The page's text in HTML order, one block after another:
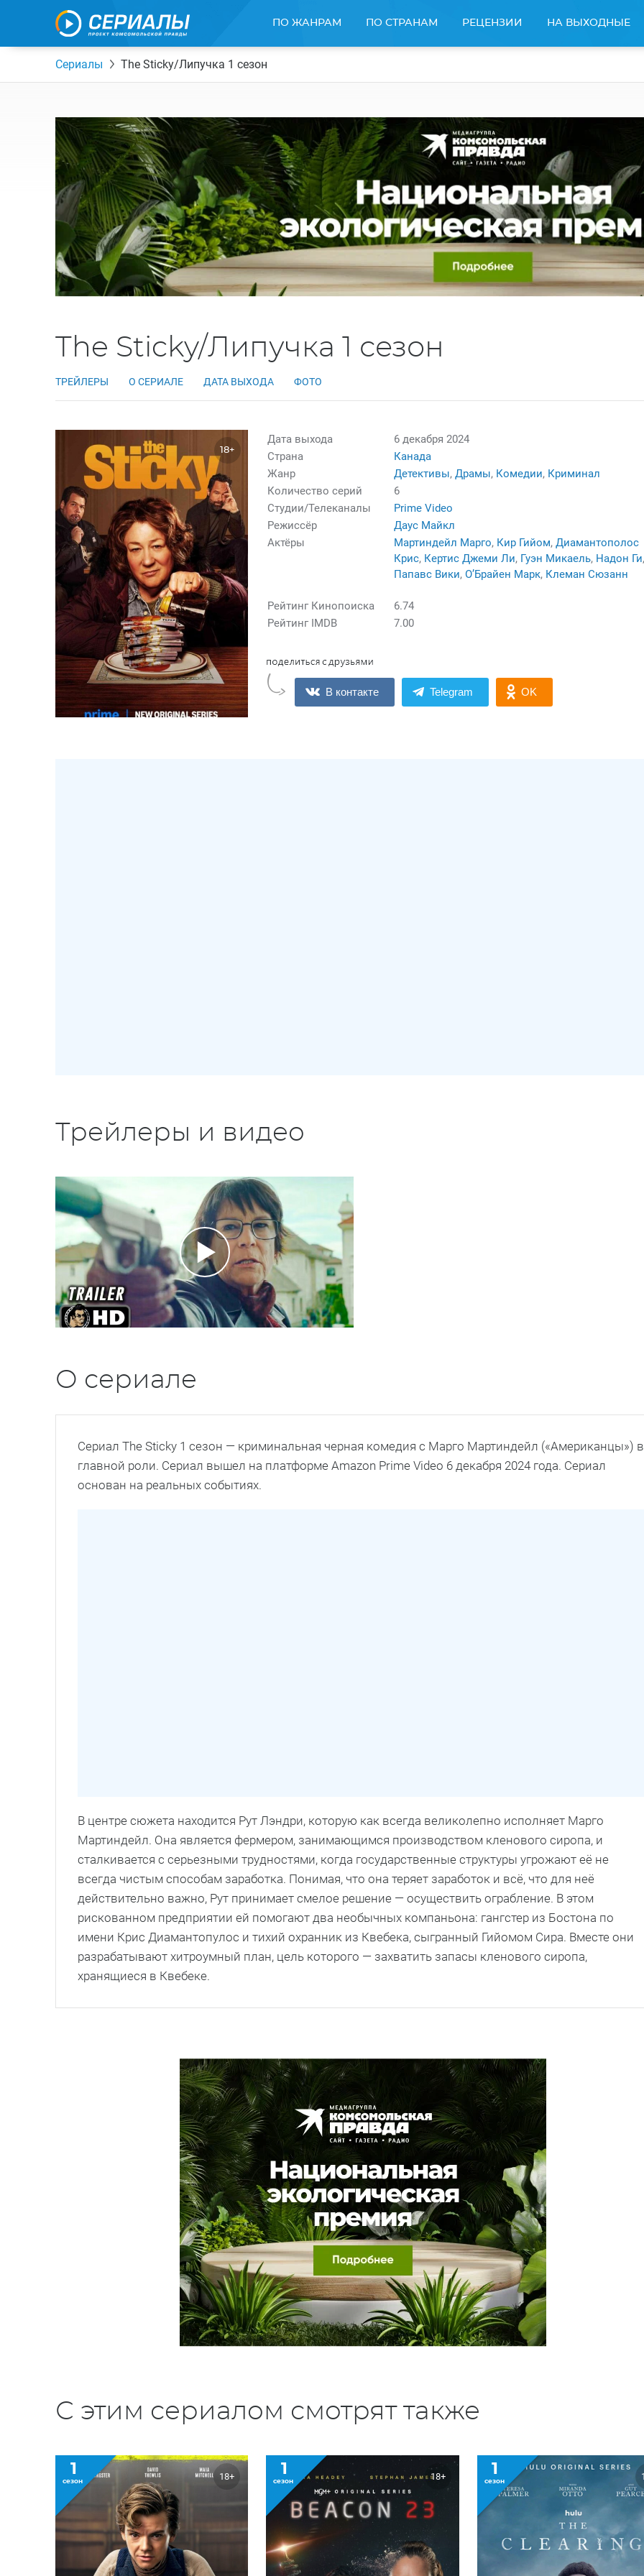
ПО ЖАНРАМ ПО СТРАНАМ РЕЦЕНЗИИ НА ВЫХОДНЫЕ
Сериалы The Sticky/Липучка 1 сезон
The Sticky/Липучка 1 сезон
ТРЕЙЛЕРЫ О СЕРИАЛЕ ДАТА ВЫХОДА ФОТО
18+
Дата выхода
6 декабря 2024
Страна
Канада
Жанр
Детективы, Драмы, Комедии, Криминал
Количество серий
6
Студии/Телеканалы
Prime Video
Режиссёр
Даус Майкл
Актёры
Мартиндейл Марго, Кир Гийом, Диамантополос
Крис, Кертис Джеми Ли, Гуэн Микаель, Надон Ги
Папавс Вики,О’Брайен Марк, Клеман Сюзанн
Рейтинг Кинопоиска
6.74
Рейтинг IMDB
7.00
В контакте Telegram OK
Трейлеры и видео
О сериале
Сериал The Sticky 1 сезон — криминальная черная комедия с Марго Мартиндейл («Американцы») в
главной роли. Сериал вышел на платформе Amazon Prime Video 6 декабря 2024 года. Сериал
основан на реальных событиях.
В центре сюжета находится Рут Лэндри, которую как всегда великолепно исполняет Марго
Мартиндейл. Она является фермером, занимающимся производством кленового сиропа, и
сталкивается с серьезными трудностями, когда государственные структуры угрожают её не
всегда чистым способам заработка. Понимая, что она теряет заработок и всё, что для неё
действительно важно, Рут принимает смелое решение — осуществить ограбление. В этом
рискованном предприятии ей помогают два необычных компаньона: гангстер из Бостона по
имени Крис Диамантопулос и тихий охранник из Квебека, сыгранный Гийомом Сира. Вместе они
разрабатывают хитроумный план, цель которого — захватить запасы кленового сиропа,
хранящиеся в Квебеке.
С этим сериалом смотрят также
1
сезон 18+ 1
сезон 18+ 1
сезон